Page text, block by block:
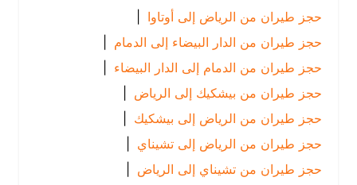
حجز طيران من الرياض إلى أوتاوا |
حجز طيران من الدار البيضاء إلى الدمام
|
حجز طيران من الدمام إلى الدار البيضاء |
حجز طيران من بيشكيك إلى الرياض
|
حجز طيران من الرياض إلى بيشكيك |
حجز طيران من الرياض إلى تشيناي |
حجز طيران من تشيناي إلى الرياض
|